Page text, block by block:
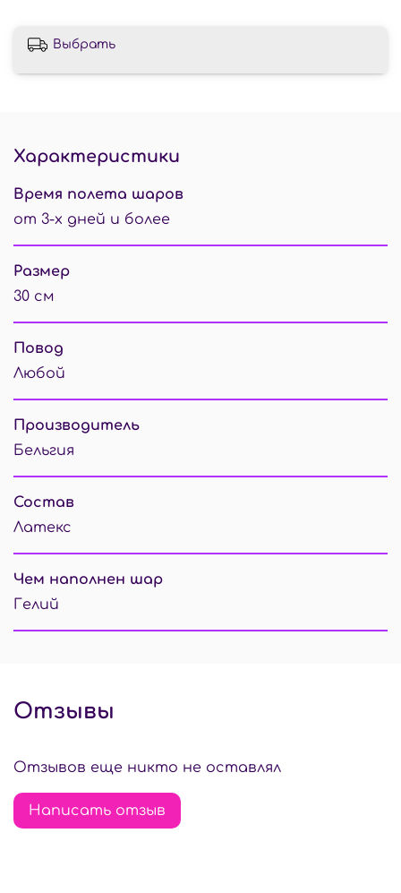
Выбрать
Характеристики
Время полета шаров
от 3-х дней и более
Размер
30 см
Повод
Любой
Производитель
Бельгия
Состав
Латекс
Чем наполнен шар
Гелий
Отзывы
Отзывов еще никто не оставлял
Написать отзыв